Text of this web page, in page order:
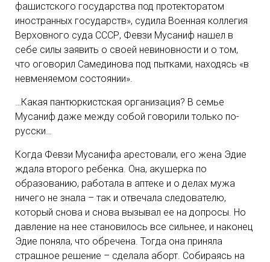
фашистского государства под протекторатом
иностранных государств», судила Военная коллегия
Верховного суда СССР, Февзи Мусаниф нашел в
себе силы заявить о своей невиновности и о том,
что оговорил Самединова под пытками, находясь «в
невменяемом состоянии».
…Какая пантюркистская организация? В семье
Мусаниф даже между собой говорили только по-
русски…
Когда Февзи Мусанифа арестовали, его жена Эдие
ждала второго ребенка. Она, акушерка по
образованию, работала в аптеке и о делах мужа
ничего не знала – так и отвечала следователю,
который снова и снова вызывал ее на допросы. Но
давление на нее становилось все сильнее, и наконец
Эдие поняла, что обречена. Тогда она приняла
страшное решение – сделала аборт. Собираясь на